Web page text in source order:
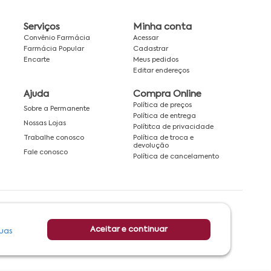
Aceitar e continuar
Serviços
Convênio Farmácia
Farmácia Popular
Encarte
Minha conta
Acessar
Cadastrar
Meus pedidos
Editar endereços
Ajuda
Sobre a Permanente
Nossas Lojas
Trabalhe conosco
Fale conosco
Compra Online
Política de preços
Política de entrega
Polítitca de privacidade
Política de troca e
devolução
Política de cancelamento